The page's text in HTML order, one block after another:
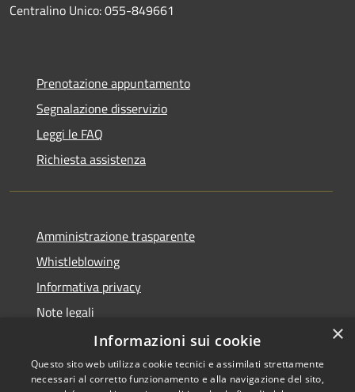
Centralino Unico: 055-849661
Prenotazione appuntamento
Segnalazione disservizio
Leggi le FAQ
Richiesta assistenza
Amministrazione trasparente
Whistleblowing
Informativa privacy
Note legali
Dichiarazione di accessibilità
×
Informazioni sui cookie
Questo sito web utilizza cookie tecnici e assimilati strettamente
necessari al corretto funzionamento e alla navigazione del sito,